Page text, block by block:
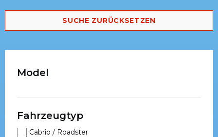
SUCHE ZURÜCKSETZEN
Model
Fahrzeugtyp
Cabrio / Roadster